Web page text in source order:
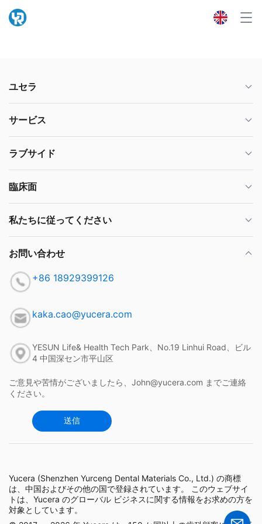
ユセラ
サービス
ラブサイド
臨床面
私たちに従ってください
お問い合わせ
+86 18929399126
kaka.cao@yucera.com
YESUN Life& Health Tech Park、No.19 Linhui Road、ビル
4 中国深セン市平山区
ご意見や苦情がございましたら、John@yucera.com までご連絡
ください。
送信
Yucera (Shenzhen Yurceng Dental Materials Co., Ltd.) の商標
は、中国およびその他の国で登録されています。 このウェブサイ
トは、Yucera のグローバル ビジネスに関する情報をお求めの方を
対象としています。